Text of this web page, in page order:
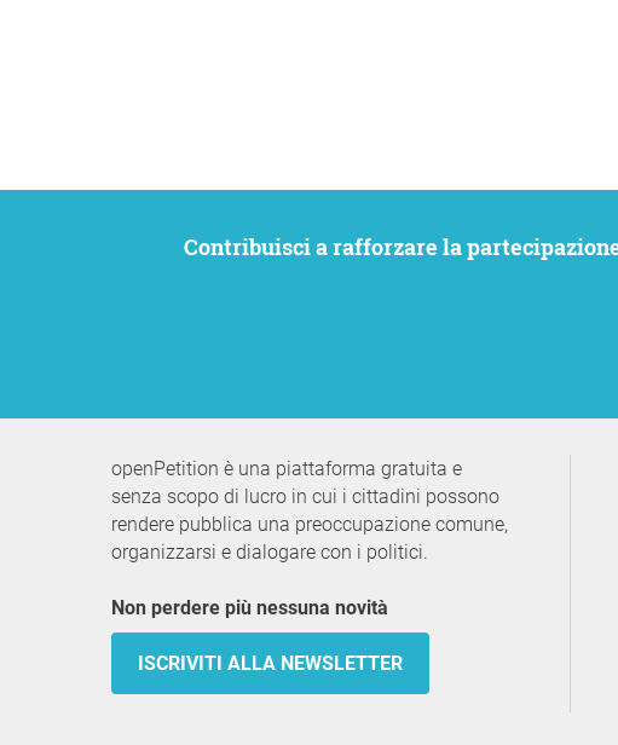
Contribuisci a rafforzare la partecipazione civica. Vogliamo che le tue istanze siano ascoltate e allo stesso tempo rimanere
openPetition è una piattaforma gratuita e
senza scopo di lucro in cui i cittadini possono
rendere pubblica una preoccupazione comune,
organizzarsi e dialogare con i politici.
Non perdere più nessuna novità
ISCRIVITI ALLA NEWSLETTER